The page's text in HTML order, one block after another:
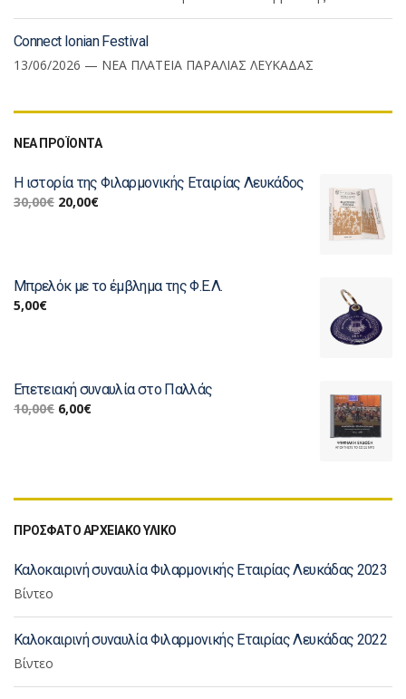
Connect Ionian Festival
13/06/2026 — ΝΕΑ ΠΛΑΤΕΙΑ ΠΑΡΑΛΙΑΣ ΛΕΥΚΑΔΑΣ
ΝΕΑ ΠΡΟΪΟΝΤΑ
Η ιστορία της Φιλαρμονικής Εταιρίας Λευκάδος
30,00€ 20,00€
Μπρελόκ με το έμβλημα της Φ.Ε.Λ.
5,00€
Επετειακή συναυλία στο Παλλάς
10,00€ 6,00€
ΠΡΟΣΦΑΤΟ ΑΡΧΕΙΑΚΟ ΥΛΙΚΟ
Καλοκαιρινή συναυλία Φιλαρμονικής Εταιρίας Λευκάδας 2023
Βίντεο
Καλοκαιρινή συναυλία Φιλαρμονικής Εταιρίας Λευκάδας 2022
Βίντεο